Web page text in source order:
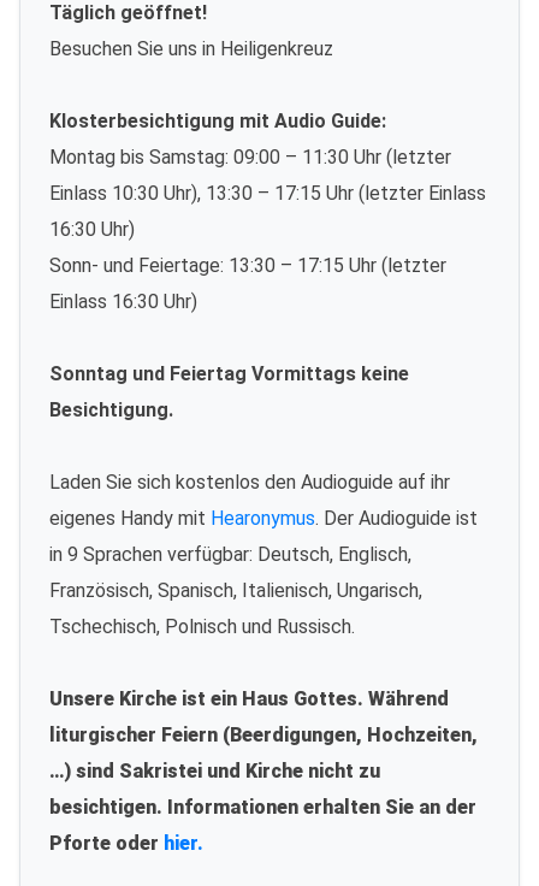
Täglich geöffnet!
Besuchen Sie uns in Heiligenkreuz
Klosterbesichtigung mit Audio Guide:
Montag bis Samstag: 09:00 – 11:30 Uhr (letzter
Einlass 10:30 Uhr), 13:30 – 17:15 Uhr (letzter Einlass
16:30 Uhr)
Sonn- und Feiertage: 13:30 – 17:15 Uhr (letzter
Einlass 16:30 Uhr)
Sonntag und Feiertag Vormittags keine
Besichtigung.
Laden Sie sich kostenlos den Audioguide auf ihr
eigenes Handy mit Hearonymus. Der Audioguide ist
in 9 Sprachen verfügbar: Deutsch, Englisch,
Französisch, Spanisch, Italienisch, Ungarisch,
Tschechisch, Polnisch und Russisch.
Unsere Kirche ist ein Haus Gottes. Während
liturgischer Feiern (Beerdigungen, Hochzeiten,
…) sind Sakristei und Kirche nicht zu
besichtigen. Informationen erhalten Sie an der
Pforte oder hier.